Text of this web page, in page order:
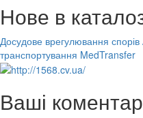
Нове в
Досудове врегулювання спорів
транспортування MedTransfer
Ваші